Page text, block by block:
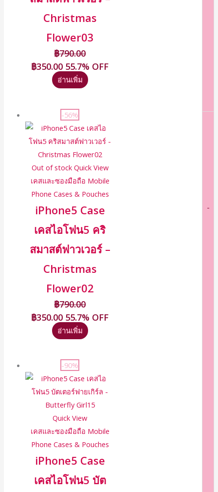
-
Christmas
Flower03
฿790.00
฿350.00 55.7% OFF
อ่านเพิ่ม
-56%
Out of stock Quick View
เคสและซองมือถือ Mobile
Phone Cases & Pouches
iPhone5 Case
เคสไอโฟน5 คริ
สมาสต์ฟาวเวอร์ –
Christmas
Flower02
฿790.00
฿350.00 55.7% OFF
อ่านเพิ่ม
-90%
Quick View
เคสและซองมือถือ Mobile
Phone Cases & Pouches
iPhone5 Case
เคสไอโฟน5 บัต